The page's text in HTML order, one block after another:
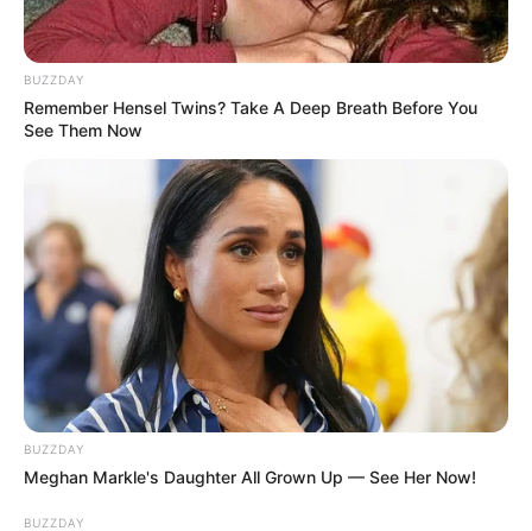
BUZZDAY
Remember Hensel Twins? Take A Deep Breath Before You
See Them Now
BUZZDAY
Meghan Markle's Daughter All Grown Up — See Her Now!
BUZZDAY